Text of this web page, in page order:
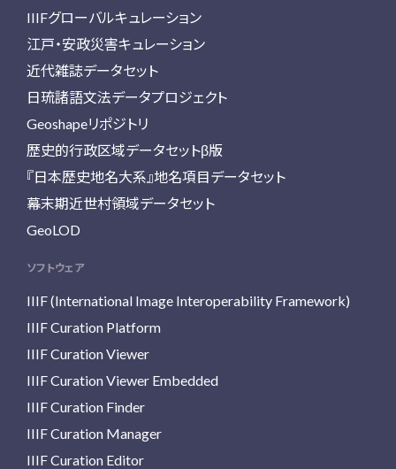
IIIFグローバルキュレーション
江戸・安政災害キュレーション
近代雑誌データセット
日琉諸語文法データプロジェクト
Geoshapeリポジトリ
歴史的行政区域データセットβ版
『日本歴史地名大系』地名項目データセット
幕末期近世村領域データセット
GeoLOD
ソフトウェア
IIIF (International Image Interoperability Framework)
IIIF Curation Platform
IIIF Curation Viewer
IIIF Curation Viewer Embedded
IIIF Curation Finder
IIIF Curation Manager
IIIF Curation Editor